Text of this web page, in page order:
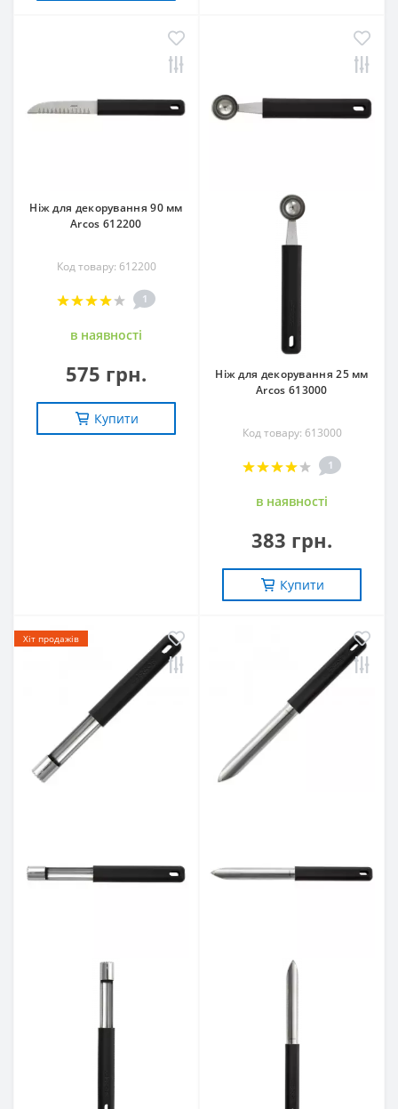
Ніж для декорування 90 мм
Arcos 612200
Код товару: 612200
1
в наявностi
575 грн.
Купити
Ніж для декорування 25 мм
Arcos 613000
Код товару: 613000
1
в наявностi
383 грн.
Купити
Хіт продажів